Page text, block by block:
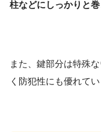
柱などにしっかりと
また、鍵部分は特殊
く防犯性にも優れてい